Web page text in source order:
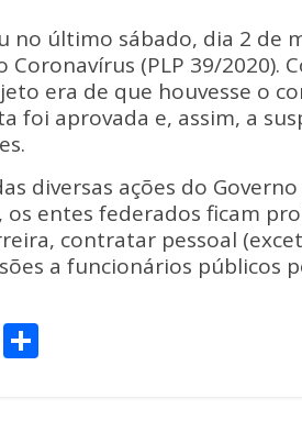
no último sábado, dia 2 de
(PLP 39/2020).
era de que houvesse o
foi aprovada e, assim, a
diversas ações do
entes federados ficam
contratar pessoal
a funcionários públicos
C